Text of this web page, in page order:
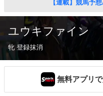
【連載】競馬予
ユウキファイン
牝 登録抹消
無料アプリ